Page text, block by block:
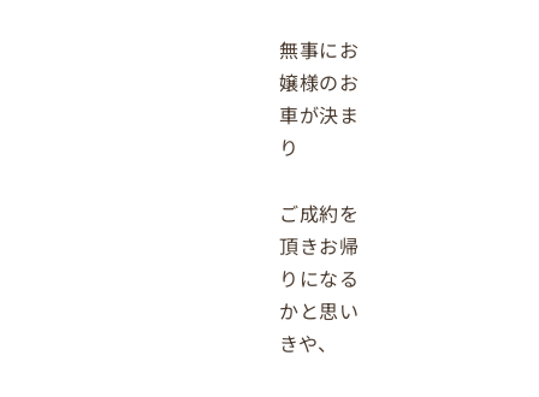
無事にお
嬢様のお
車が決ま
り
ご成約を
頂きお帰
りになる
かと思い
きや、